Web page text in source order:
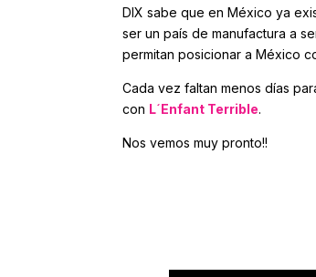
DIX sabe que en México ya
ser un país de manufactura a
permitan posicionar a México
Cada vez faltan menos días
con L´Enfant Terrible.
Nos vemos muy pronto!!